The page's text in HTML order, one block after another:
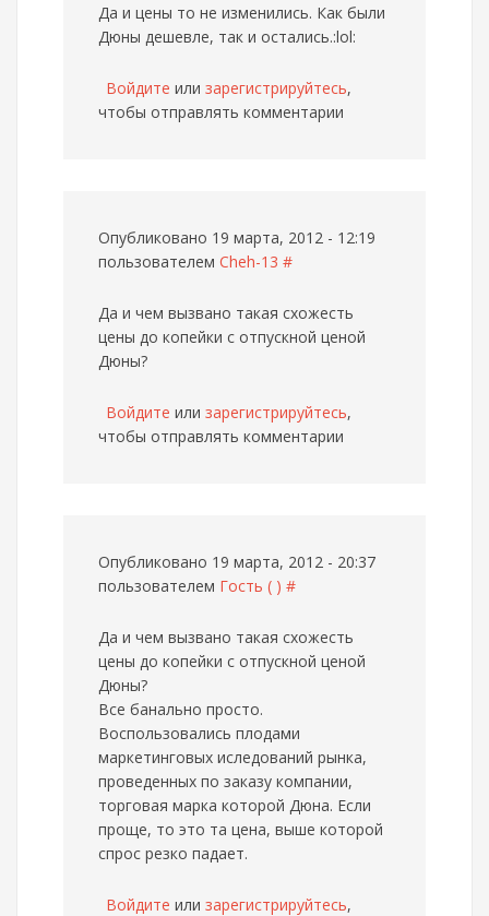
Да и цены то не изменились. Как были
Дюны дешевле, так и остались.:lol:
Войдите или зарегистрируйтесь,
чтобы отправлять комментарии
Опубликовано 19 марта, 2012 - 12:19
пользователем Cheh-13 #
Да и чем вызвано такая схожесть
цены до копейки с отпускной ценой
Дюны?
Войдите или зарегистрируйтесь,
чтобы отправлять комментарии
Опубликовано 19 марта, 2012 - 20:37
пользователем Гость ( ) #
Да и чем вызвано такая схожесть
цены до копейки с отпускной ценой
Дюны?
Все банально просто.
Воспользовались плодами
маркетинговых иследований рынка,
проведенных по заказу компании,
торговая марка которой Дюна. Если
проще, то это та цена, выше которой
спрос резко падает.
Войдите или зарегистрируйтесь,